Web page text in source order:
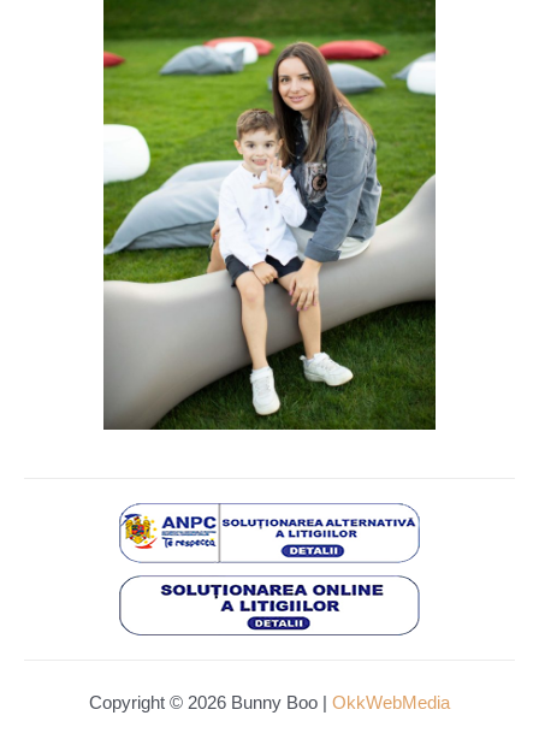
Copyright © 2026 Bunny Boo | OkkWebMedia